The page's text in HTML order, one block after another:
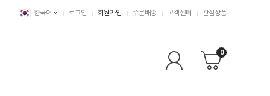
한국어 로그인 회원가입 주문배송 고객센터 관심상품
0